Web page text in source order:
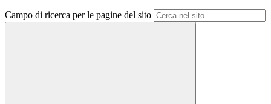
Campo di ricerca per le pagine del sito